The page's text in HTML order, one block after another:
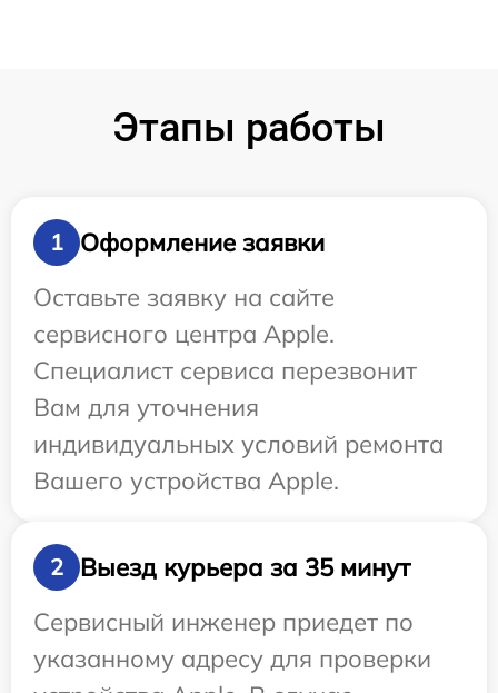
Этапы работы
1
Оформление заявки
Оставьте заявку на сайте
сервисного центра Apple.
Специалист сервиса перезвонит
Вам для уточнения
индивидуальных условий ремонта
Вашего устройства Apple.
2
Выезд курьера за 35 минут
Сервисный инженер приедет по
указанному адресу для проверки